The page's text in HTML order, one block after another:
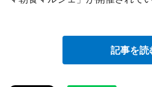
記事を読